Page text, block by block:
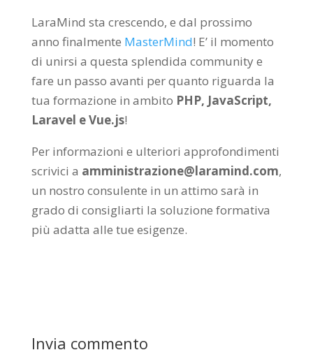
LaraMind sta crescendo, e dal prossimo
anno finalmente MasterMind! E’ il momento
di unirsi a questa splendida community e
fare un passo avanti per quanto riguarda la
tua formazione in ambito PHP, JavaScript,
Laravel e Vue.js!
Per informazioni e ulteriori approfondimenti
scrivici a amministrazione@laramind.com,
un nostro consulente in un attimo sarà in
grado di consigliarti la soluzione formativa
più adatta alle tue esigenze.
Invia commento